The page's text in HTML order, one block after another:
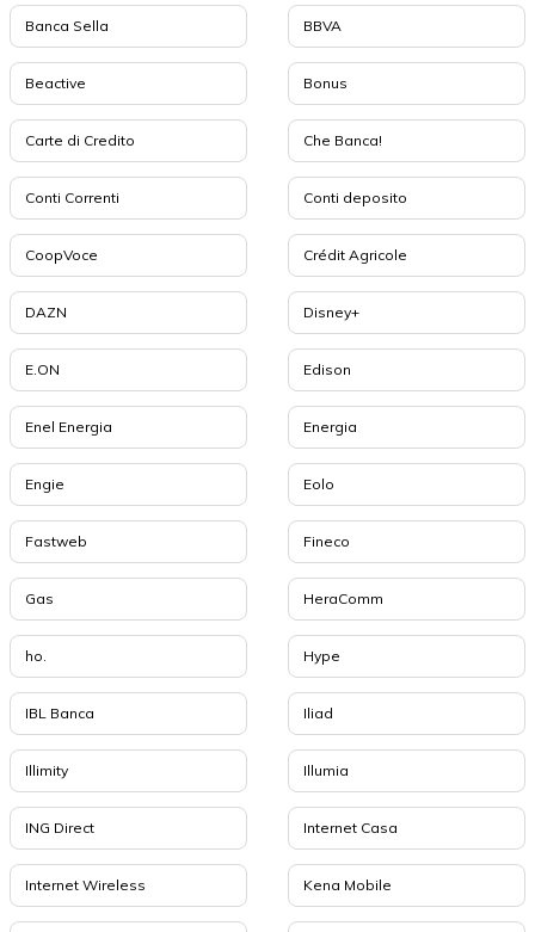
Banca Sella BBVA
Beactive Bonus
Carte di Credito Che Banca!
Conti Correnti Conti deposito
CoopVoce Crédit Agricole
DAZN Disney+
E.ON Edison
Enel Energia Energia
Engie Eolo
Fastweb Fineco
Gas HeraComm
ho. Hype
IBL Banca Iliad
Illimity Illumia
ING Direct Internet Casa
Internet Wireless Kena Mobile